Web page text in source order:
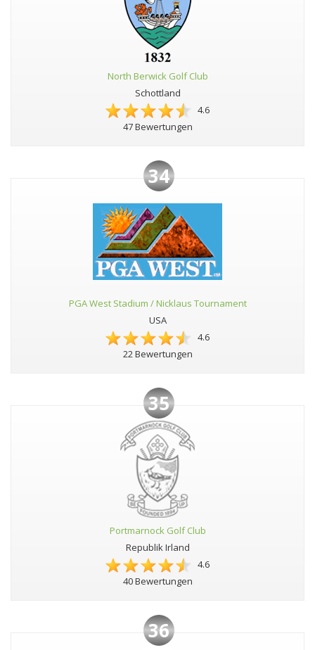
North Berwick Golf Club
Schottland
4.6
47 Bewertungen
34
PGA West Stadium / Nicklaus Tournament
USA
4.6
22 Bewertungen
35
Portmarnock Golf Club
Republik Irland
4.6
40 Bewertungen
36